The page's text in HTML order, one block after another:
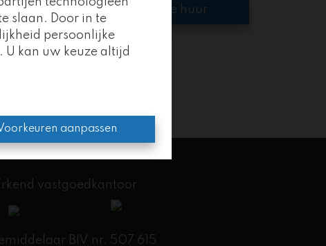
slaan. Door in te
persoonlijke
U kan uw keuze altijd
aanpassen
Te huur
vastgoedkantoor
BIV nr. 507 615
en kracht.